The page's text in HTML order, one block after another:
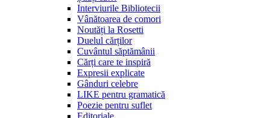
Interviurile Bibliotecii
Vânătoarea de comori
Noutăți la Rosetti
Duelul cărților
Cuvântul săptămânii
Cărți care te inspiră
Expresii explicate
Gânduri celebre
LIKE pentru gramatică
Poezie pentru suflet